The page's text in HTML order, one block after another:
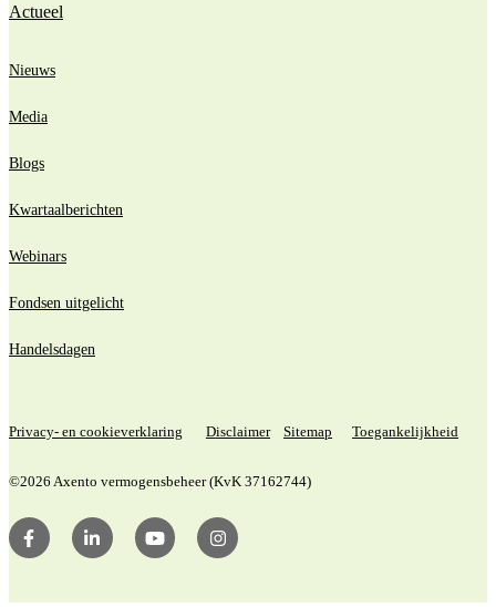
Actueel
Nieuws
Media
Blogs
Kwartaalberichten
Webinars
Fondsen uitgelicht
Handelsdagen
Privacy- en cookieverklaring Disclaimer Sitemap Toegankelijkheid
©2026 Axento vermogensbeheer (KvK 37162744)